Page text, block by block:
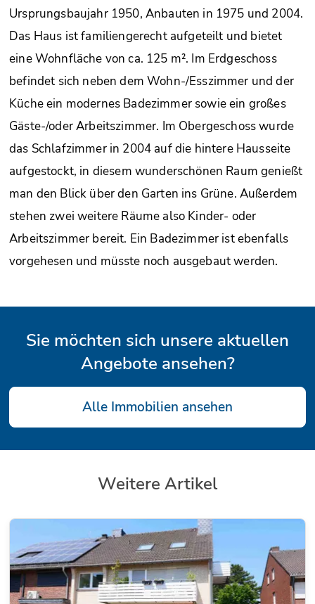
Ursprungsbaujahr 1950, Anbauten in 1975 und 2004.
Das Haus ist familiengerecht aufgeteilt und bietet
eine Wohnfläche von ca. 125 m². Im Erdgeschoss
befindet sich neben dem Wohn-/Esszimmer und der
Küche ein modernes Badezimmer sowie ein großes
Gäste-/oder Arbeitszimmer. Im Obergeschoss wurde
das Schlafzimmer in 2004 auf die hintere Hausseite
aufgestockt, in diesem wunderschönen Raum genießt
man den Blick über den Garten ins Grüne. Außerdem
stehen zwei weitere Räume also Kinder- oder
Arbeitszimmer bereit. Ein Badezimmer ist ebenfalls
vorgehesen und müsste noch ausgebaut werden.
Sie möchten sich unsere aktuellen
Angebote ansehen?
Alle Immobilien ansehen
Weitere Artikel